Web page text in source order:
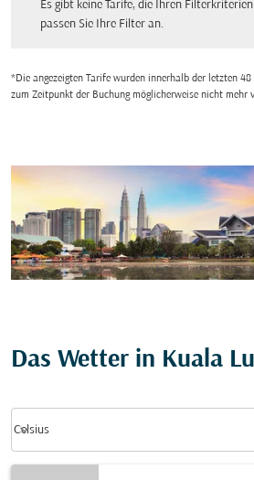
Es gibt keine Tarife, die Ihren
passen Sie Ihre Filter an.
*Die angezeigten Tarife wurden innerhalb der letzten 48
zum Zeitpunkt der Buchung möglicherweise nicht mehr
Das Wetter in Kuala
Celsius
keyboard_arrow_down